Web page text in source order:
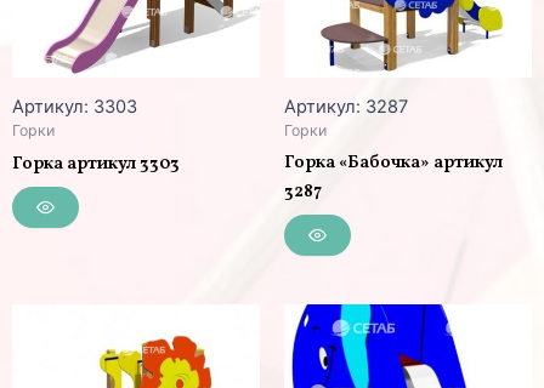
Артикул: 3303
Горки
Горка артикул 3303
Артикул: 3287
Горки
Горка «Бабочка» артикул
3287